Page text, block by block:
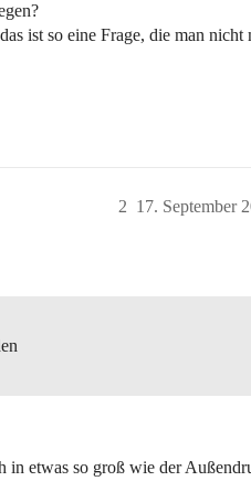
ist so eine Frage, die man nicht
17. September
2
etwas so groß wie der